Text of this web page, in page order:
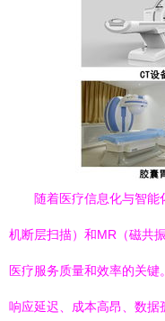
随着医疗信息化与智
机断层扫描）和MR（磁共
医疗服务质量和效率的关
响应延迟、成本高昂、数